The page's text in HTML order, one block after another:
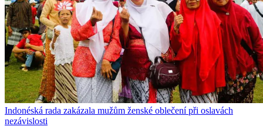
Indonéská rada zakázala mužům ženské oblečení při oslavách
nezávislosti